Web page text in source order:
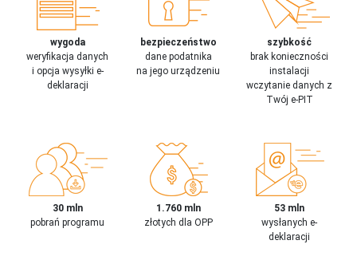
wygoda
weryfikacja danych
i opcja wysyłki e-
deklaracji
bezpieczeństwo
dane podatnika
na jego urządzeniu
szybkość
brak konieczności
instalacji
wczytanie danych z
Twój e-PIT
30 mln
pobrań programu
1.760 mln
złotych dla OPP
53 mln
wysłanych e-
deklaracji